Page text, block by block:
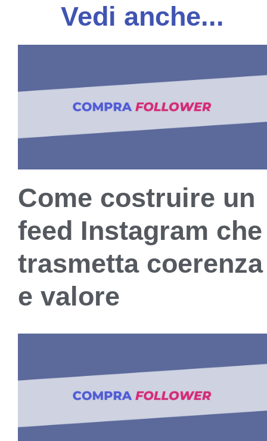
Vedi anche...
Come costruire un
feed Instagram che
trasmetta coerenza
e valore